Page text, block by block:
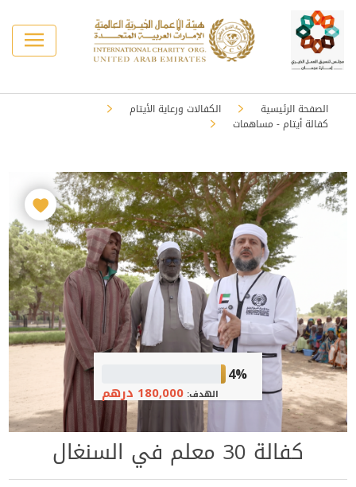
الصفحة الرئيسية
الكفالات ورعاية الأيتام
كفالة أيتام - مساهمات
4%
الهدف:180,000 درهم
كفالة 30 معلم في السنغال